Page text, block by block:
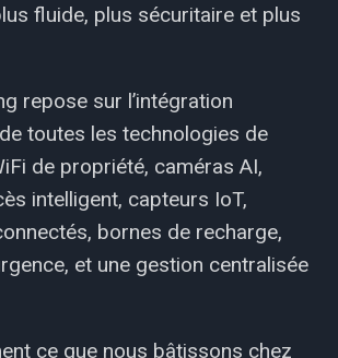
fluide, plus sécuritaire et plus
repose sur l’intégration
toutes les technologies de
de propriété, caméras AI,
intelligent, capteurs IoT,
bornes de recharge,
et une gestion centralisée
ce que nous bâtissons chez